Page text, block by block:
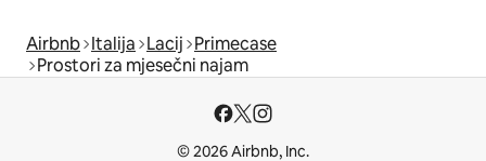
Airbnb Italija Lacij Primecase
Prostori za mjesečni najam
© 2026 Airbnb, Inc.